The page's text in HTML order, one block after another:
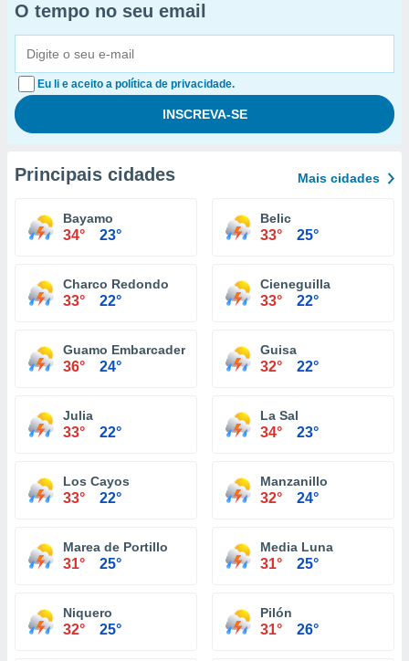
O tempo no seu email
Eu li e aceito a política de privacidade.
Principais cidades Mais cidades
Bayamo
34° 23°
Belic
33° 25°
Charco Redondo
33° 22°
Cieneguilla
33° 22°
Guamo Embarcadero
36° 24°
Guisa
32° 22°
Julia
33° 22°
La Sal
34° 23°
Los Cayos
33° 22°
Manzanillo
32° 24°
Marea de Portillo
31° 25°
Media Luna
31° 25°
Niquero
32° 25°
Pilón
31° 26°